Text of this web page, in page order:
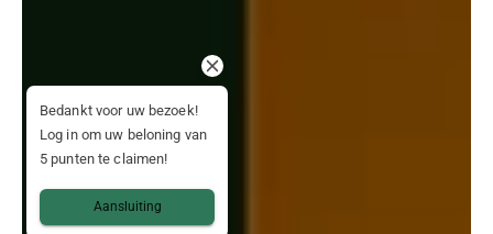
Bedankt voor uw bezoek!
Log in om uw beloning van
5 punten te claimen!
Aansluiting